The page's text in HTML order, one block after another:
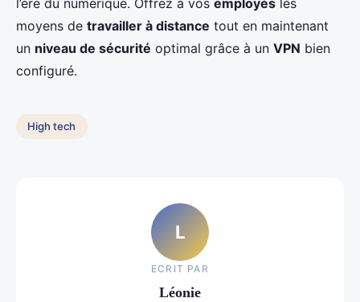
moyens de travailler à distance tout en maintenant
un niveau de sécurité optimal grâce à un VPN bien
configuré.
High tech
L
ECRIT PAR
Léonie